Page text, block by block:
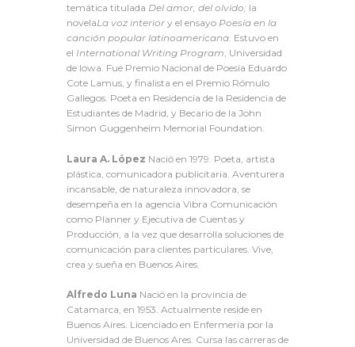
temática titulada Del amor, del olvido; la
novelaLa voz interior y el ensayo Poesía en la
canción popular latinoamericana. Estuvo en
el International Writing Program, Universidad
de Iowa. Fue Premio Nacional de Poesía Eduardo
Cote Lamus, y finalista en el Premio Rómulo
Gallegos. Poeta en Residencia de la Residencia de
Estudiantes de Madrid, y Becario de la John
Simon Guggenheim Memorial Foundation.
Laura A. López Nació en 1979. Poeta, artista
plástica, comunicadora publicitaria. Aventurera
incansable, de naturaleza innovadora, se
desempeña en la agencia Vibra Comunicación
como Planner y Ejecutiva de Cuentas y
Producción, a la vez que desarrolla soluciones de
comunicación para clientes particulares. Vive,
crea y sueña en Buenos Aires.
Alfredo Luna Nació en la provincia de
Catamarca, en 1953. Actualmente reside en
Buenos Aires. Licenciado en Enfermería por la
Universidad de Buenos Ares. Cursa las carreras de